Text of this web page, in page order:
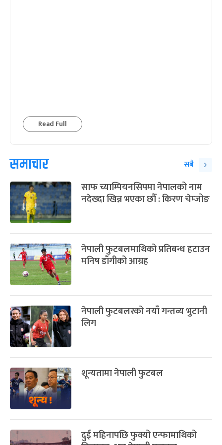
Read Full
समाचार सबै
साफ च्याम्पियनसिपमा नेपालको नाम
नदेख्दा खिन्न भएका छौँ : किरण चेम्जोङ
नेपाली फुटबलमाथिको प्रतिबन्ध हटाउन
मनिष डाँगीको आग्रह
नेपाली फुटबलरको नयाँ गन्तव्य भुटानी
लिग
शून्यतामा नेपाली फुटबल
दुई महिनापछि फुक्यो एन्फामाथिको